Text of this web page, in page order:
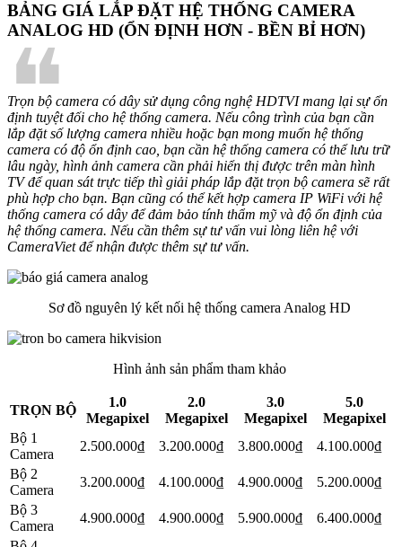
BẢNG GIÁ LẮP ĐẶT HỆ THỐNG CAMERA
ANALOG HD (ỔN ĐỊNH HƠN - BỀN BỈ HƠN)
❝
Trọn bộ camera có dây sử dụng công nghệ HDTVI mang lại sự ổn
định tuyệt đối cho hệ thống camera. Nếu công trình của bạn cần
lắp đặt số lượng camera nhiều hoặc bạn mong muốn hệ thống
camera có độ ổn định cao, bạn cần hệ thống camera có thể lưu trữ
lâu ngày, hình ảnh camera cần phải hiển thị được trên màn hình
TV để quan sát trực tiếp thì giải pháp lắp đặt trọn bộ camera sẽ rất
phù hợp cho bạn. Bạn cũng có thể kết hợp camera IP WiFi với hệ
thống camera có dây để đảm bảo tính thẩm mỹ và độ ổn định của
hệ thống camera. Nếu cần thêm sự tư vấn vui lòng liên hệ với
CameraViet để nhận được thêm sự tư vấn.
Sơ đồ nguyên lý kết nối hệ thống camera Analog HD
Hình ảnh sản phẩm tham khảo
TRỌN BỘ
1.0
Megapixel
2.0
Megapixel
3.0
Megapixel
5.0
Megapixel
Bộ 1
Camera
2.500.000₫ 3.200.000₫ 3.800.000₫
4.100.000₫
Bộ 2
Camera
3.200.000₫ 4.100.000₫ 4.900.000₫
5.200.000₫
Bộ 3
Camera
4.900.000₫ 4.900.000₫ 5.900.000₫
6.400.000₫